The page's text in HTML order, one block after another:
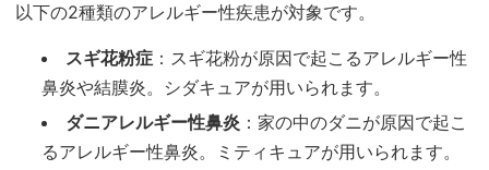
以下の2種類のアレルギー性疾患が対象です。
スギ花粉症 ：スギ花粉が原因で起こるアレルギー性
鼻炎や結膜炎。シダキュアが用いられます。
ダニアレルギー性鼻炎 ：家の中のダニが原因で起こ
るアレルギー性鼻炎。ミティキュアが用いられます。